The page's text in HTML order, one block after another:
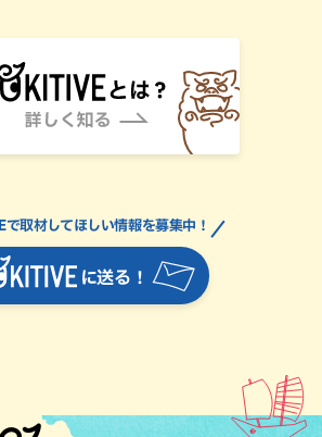
に送る！
取材してほしい情報を募集中！